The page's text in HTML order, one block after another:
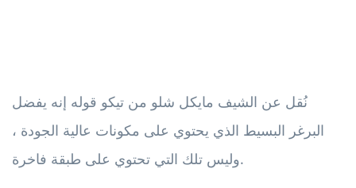
نُقل عن الشيف مايكل شلو من تيكو قوله إنه يفضل
البرغر البسيط الذي يحتوي على مكونات عالية الجودة ،
وليس تلك التي تحتوي على طبقة فاخرة.